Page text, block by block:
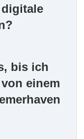
digitale
bis ich
einem